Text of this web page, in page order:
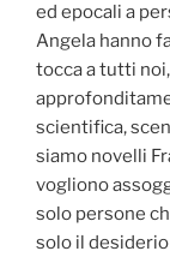
ed epocali a
Angela hanno
tocca a tutti
scientifica,
siamo novelli
vogliono
solo persone
solo il